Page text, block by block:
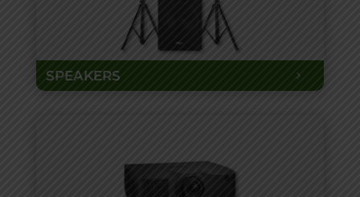
SPEAKERS